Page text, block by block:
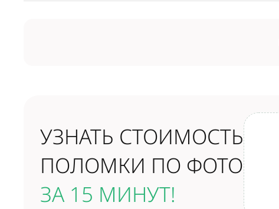
УЗНАТЬ СТОИМОСТЬ
ПОЛОМКИ ПО ФОТО
ЗА 15 МИНУТ!